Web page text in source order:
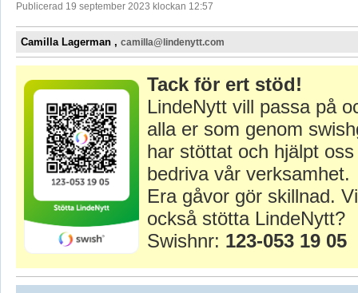
Publicerad 19 september 2023 klockan 12:57
Camilla Lagerman , camilla@lindenytt.com
Tack för ert stöd!
LindeNytt vill passa på
alla er som genom
har stöttat och hjälpt
bedriva vår verksamhet.
Era gåvor gör skillnad.
också stötta LindeNytt?
Swishnr: 123-053 19 05